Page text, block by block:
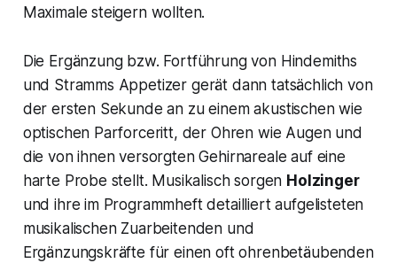
Maximale steigern wollten.
Die Ergänzung bzw. Fortführung von Hindemiths
und Stramms Appetizer gerät dann tatsächlich von
der ersten Sekunde an zu einem akustischen wie
optischen Parforceritt, der Ohren wie Augen und
die von ihnen versorgten Gehirnareale auf eine
harte Probe stellt. Musikalisch sorgen Holzinger
und ihre im Programmheft detailliert aufgelisteten
musikalischen Zuarbeitenden und
Ergänzungskräfte für einen oft ohrenbetäubenden